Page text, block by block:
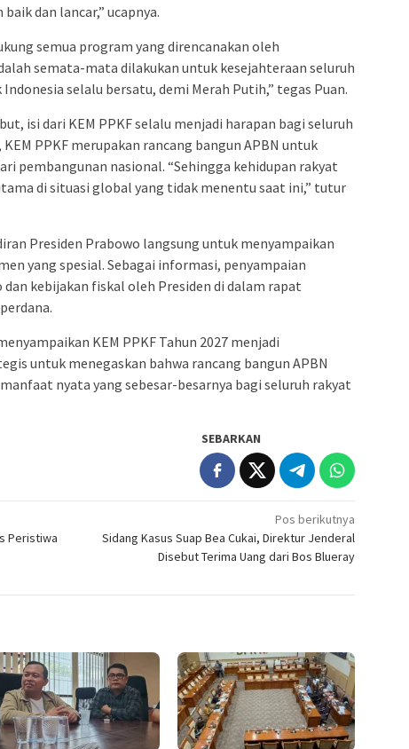
dan lancar,” ucapnya.
semua program yang direncanakan oleh
semata-mata dilakukan untuk kesejahteraan seluruh
selalu bersatu, demi Merah Putih,” tegas Puan.
isi dari KEM PPKF selalu menjadi harapan bagi seluruh
PPKF merupakan rancang bangun APBN untuk
pembangunan nasional. “Sehingga kehidupan rakyat
di situasi global yang tidak menentu saat ini,” tutur
Presiden Prabowo langsung untuk menyampaikan
yang spesial. Sebagai informasi, penyampaian
kebijakan fiskal oleh Presiden di dalam rapat
KEM PPKF Tahun 2027 menjadi
untuk menegaskan bahwa rancang bangun APBN
nyata yang sebesar-besarnya bagi seluruh rakyat
SEBARKAN
Peristiwa
Pos berikutnya
Sidang Kasus Suap Bea Cukai, Direktur Jenderal
Disebut Terima Uang dari Bos Blueray